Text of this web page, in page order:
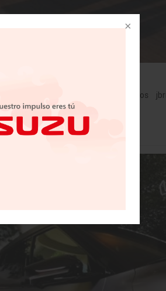
lado rabioso del SUV italiano
de 0 a 100 km/h en 7.6 segundos